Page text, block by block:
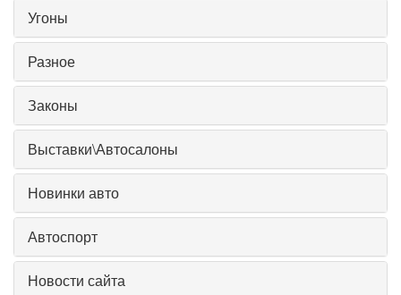
Угоны
Разное
Законы
Выставки\Автосалоны
Новинки авто
Автоспорт
Новости сайта